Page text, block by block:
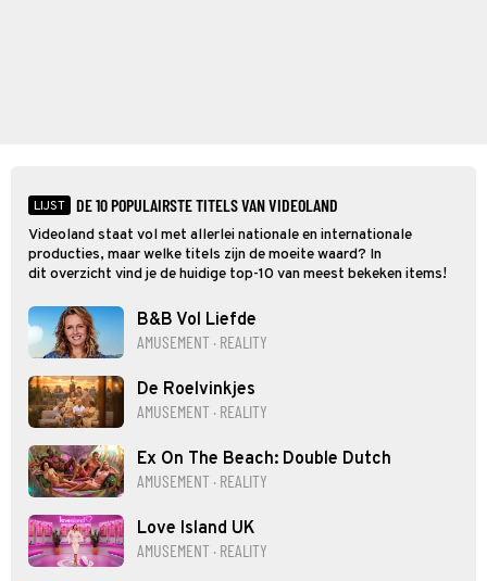
LIJST DE 10 POPULAIRSTE TITELS VAN VIDEOLAND
Videoland staat vol met allerlei nationale en internationale
producties, maar welke titels zijn de moeite waard? In
dit overzicht vind je de huidige top-10 van meest bekeken items!
B&B Vol Liefde
AMUSEMENT · REALITY
De Roelvinkjes
AMUSEMENT · REALITY
Ex On The Beach: Double Dutch
AMUSEMENT · REALITY
Love Island UK
AMUSEMENT · REALITY